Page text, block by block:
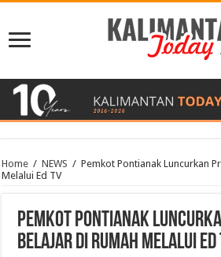
Home / NEWS / Pemkot Pontianak Luncurkan
Melalui Ed TV
Pemkot Pontianak
Belajar di Rumah Melalui Ed